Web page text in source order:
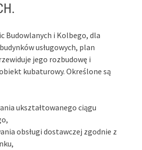
Budowlanych i Kolbego, dla
usługowych, plan
jego rozbudowę i
kubaturowy. Określone są
ukształtowanego ciągu
obsługi dostawczej zgodnie z